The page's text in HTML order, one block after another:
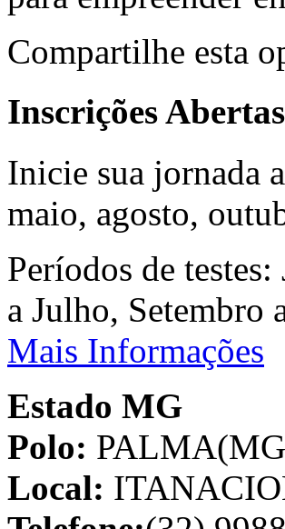
Compartilhe esta
Inscrições
Inicie sua jornada
maio, agosto,
Períodos de
a Julho, Setembro
Mais Informações
Estado MG
Polo:
Local: